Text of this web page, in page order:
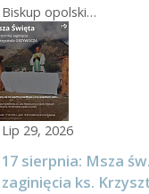
Biskup opolski…
Lip 29, 2026
17 sierpnia: Msza
zaginięcia ks.